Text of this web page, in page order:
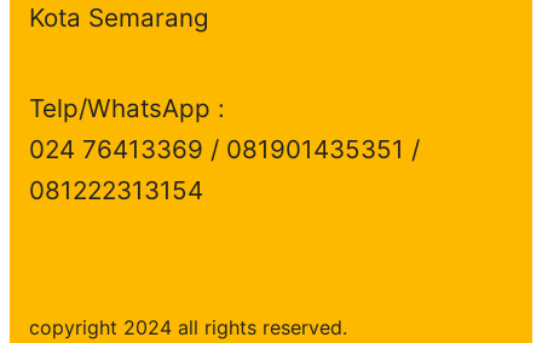
Kota Semarang
Telp/WhatsApp :
024 76413369 / 081901435351 /
081222313154
copyright 2024 all rights reserved.